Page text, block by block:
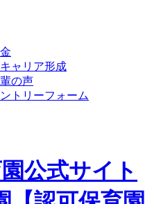
ャリア形成
の声
トリーフォーム